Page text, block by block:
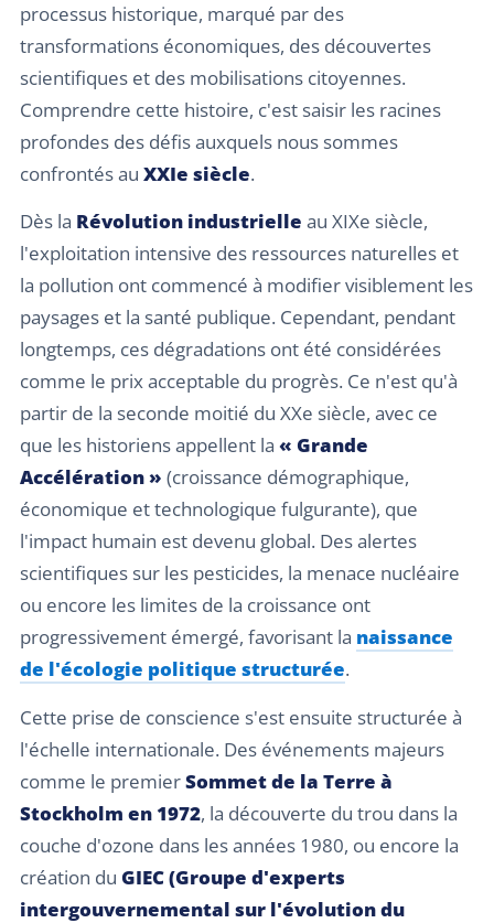
processus historique, marqué par des
transformations économiques, des découvertes
scientifiques et des mobilisations citoyennes.
Comprendre cette histoire, c'est saisir les racines
profondes des défis auxquels nous sommes
confrontés au XXIe siècle.
Dès la Révolution industrielle au XIXe siècle,
l'exploitation intensive des ressources naturelles et
la pollution ont commencé à modifier visiblement les
paysages et la santé publique. Cependant, pendant
longtemps, ces dégradations ont été considérées
comme le prix acceptable du progrès. Ce n'est qu'à
partir de la seconde moitié du XXe siècle, avec ce
que les historiens appellent la « Grande
Accélération » (croissance démographique,
économique et technologique fulgurante), que
l'impact humain est devenu global. Des alertes
scientifiques sur les pesticides, la menace nucléaire
ou encore les limites de la croissance ont
progressivement émergé, favorisant la naissance
de l'écologie politique structurée.
Cette prise de conscience s'est ensuite structurée à
l'échelle internationale. Des événements majeurs
comme le premierSommet de la Terre à
Stockholm en 1972, la découverte du trou dans la
couche d'ozone dans les années 1980, ou encore la
création du GIEC (Groupe d'experts
intergouvernemental sur l'évolution du